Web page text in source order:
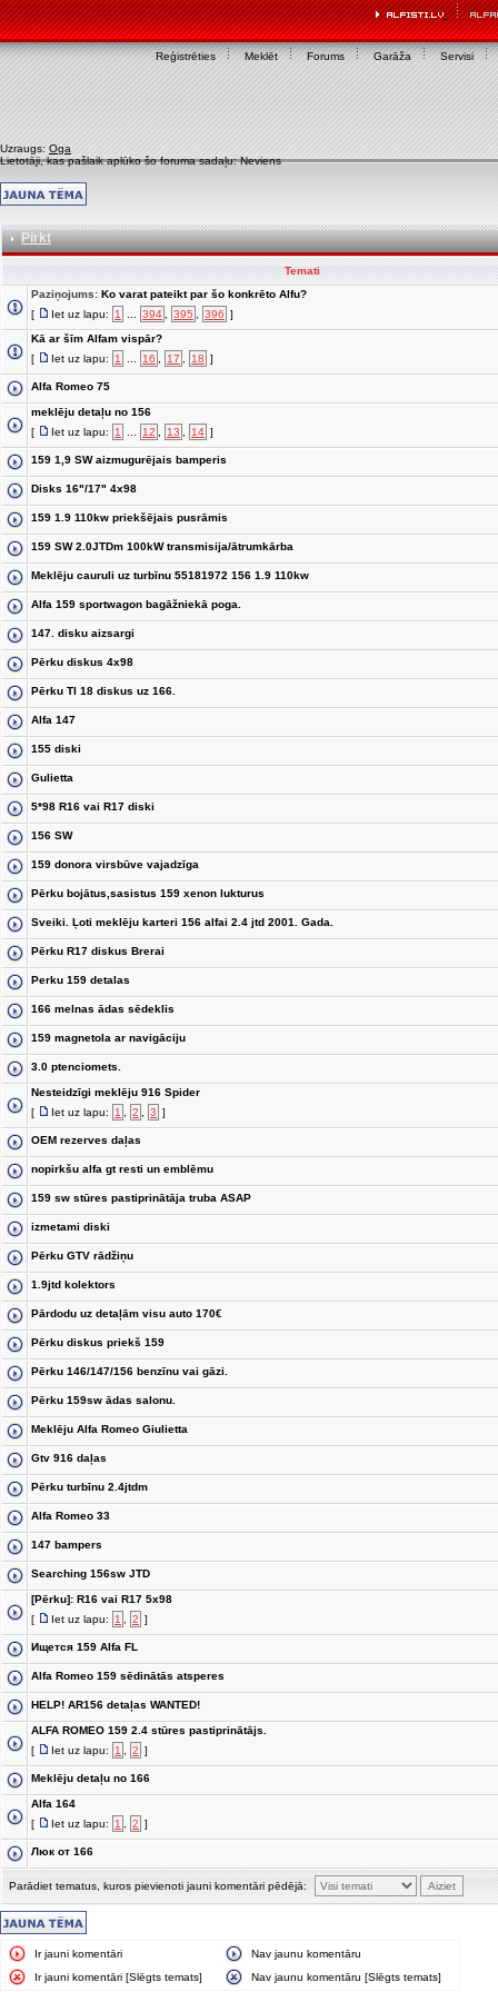
Reģistrēties Meklēt Forums Garāža Servisi
Uzraugs: Oga
Lietotāji, kas pašlaik aplūko šo foruma sadaļu: Neviens
Pirkt
Temati
Paziņojums: Ko varat pateikt par šo konkrēto Alfu?
[
Iet uz lapu: 1 394 395 396 ]
Kā ar šīm Alfam vispār?
[
Iet uz lapu: 1 16 17 18 ]
Alfa Romeo 75
meklēju detaļu no 156
[
Iet uz lapu: 1 12 13 14 ]
159 1,9 SW aizmugurējais bamperis
Disks 16"/17" 4x98
159 1.9 110kw priekšējais pusrāmis
159 SW 2.0JTDm 100kW transmisija/ātrumkārba
Meklēju cauruli uz turbīnu 55181972 156 1.9 110kw
Alfa 159 sportwagon bagāžniekā poga.
147. disku aizsargi
Pērku diskus 4x98
Pērku TI 18 diskus uz 166.
Alfa 147
155 diski
Gulietta
5*98 R16 vai R17 diski
156 SW
159 donora virsbūve vajadzīga
Pērku bojātus,sasistus 159 xenon lukturus
Sveiki. Ļoti meklēju karteri 156 alfai 2.4 jtd 2001. Gada.
Pērku R17 diskus Brerai
Perku 159 detalas
166 melnas ādas sēdeklis
159 magnetola ar navigāciju
3.0 ptenciomets.
Nesteidzīgi meklēju 916 Spider
[
Iet uz lapu: 1 2 3 ]
OEM rezerves daļas
nopirkšu alfa gt resti un emblēmu
159 sw stūres pastiprinātāja truba ASAP
izmetami diski
Pērku GTV rādžiņu
1.9jtd kolektors
Pārdodu uz detaļām visu auto 170€
Pērku diskus priekš 159
Pērku 146/147/156 benzīnu vai gāzi.
Pērku 159sw ādas salonu.
Meklēju Alfa Romeo Giulietta
Gtv 916 daļas
Pērku turbīnu 2.4jtdm
Alfa Romeo 33
147 bampers
Searching 156sw JTD
[Pērku]: R16 vai R17 5x98
[
Iet uz lapu: 1 2 ]
Ищется 159 Alfa FL
Alfa Romeo 159 sēdinātās atsperes
HELP! AR156 detaļas WANTED!
ALFA ROMEO 159 2.4 stūres pastiprinātājs.
[
Iet uz lapu: 1 2 ]
Meklēju detaļu no 166
Alfa 164
[
Iet uz lapu: 1 2 ]
Люк от 166
Parādiet tematus, kuros pievienoti jauni komentāri pēdējā:
Ir jauni komentāri
Nav jaunu komentāru
Ir jauni komentāri [Slēgts temats]
Nav jaunu komentāru [Slēgts temats]